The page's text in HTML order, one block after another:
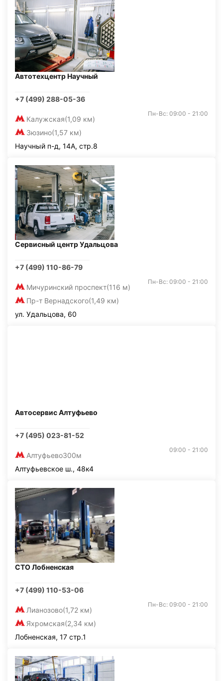
Автотехцентр Научный
+7 (499) 288-05-36
Калужская(1,09 км)
Зюзино(1,57 км)
Пн-Вс: 09:00 - 21:00
Научный п-д, 14А, стр.8
Сервисный центр Удальцова
+7 (499) 110-86-79
Мичуринский проспект(116 м)
Пр-т Вернадского(1,49 км)
Пн-Вс: 09:00 - 21:00
ул. Удальцова, 60
Автосервис Алтуфьево
+7 (495) 023-81-52
Алтуфьево300м
09:00 - 21:00
Алтуфьевское ш., 48к4
СТО Лобненская
+7 (499) 110-53-06
Лианозово(1,72 км)
Яхромская(2,34 км)
Пн-Вс: 09:00 - 21:00
Лобненская, 17 стр.1